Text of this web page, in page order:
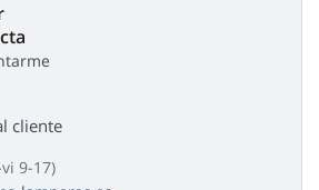
cliente
9-17)